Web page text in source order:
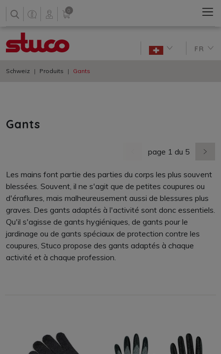
0
FR
Schweiz Produits Gants
Gants
page 1 du 5
Les mains font partie des parties du corps les plus souvent
blessées. Souvent, il ne s'agit que de petites coupures ou
d'éraflures, mais malheureusement aussi de blessures plus
graves. Des gants adaptés à l'activité sont donc essentiels.
Qu'il s'agisse de gants hygiéniques, de gants pour le
jardinage ou de gants spéciaux de protection contre les
coupures, Stuco propose des gants adaptés à chaque
activité et à chaque profession.